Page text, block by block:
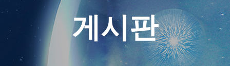
게시판